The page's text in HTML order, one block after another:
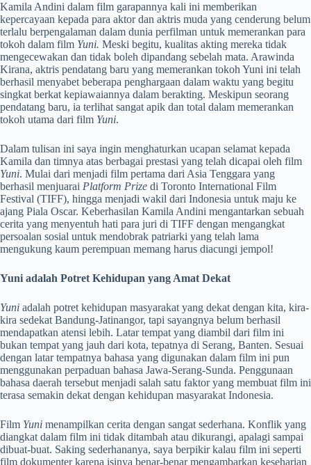
Kamila Andini dalam film garapannya kali ini memberikan
kepercayaan kepada para aktor dan aktris muda yang cenderung belum
terlalu berpengalaman dalam dunia perfilman untuk memerankan para
tokoh dalam film Yuni. Meski begitu, kualitas akting mereka tidak
mengecewakan dan tidak boleh dipandang sebelah mata. Arawinda
Kirana, aktris pendatang baru yang memerankan tokoh Yuni ini telah
berhasil menyabet beberapa penghargaan dalam waktu yang begitu
singkat berkat kepiawaiannya dalam berakting. Meskipun seorang
pendatang baru, ia terlihat sangat apik dan total dalam memerankan
tokoh utama dari film Yuni.
Dalam tulisan ini saya ingin menghaturkan ucapan selamat kepada
Kamila dan timnya atas berbagai prestasi yang telah dicapai oleh film
Yuni. Mulai dari menjadi film pertama dari Asia Tenggara yang
berhasil menjuarai Platform Prize di Toronto International Film
Festival (TIFF), hingga menjadi wakil dari Indonesia untuk maju ke
ajang Piala Oscar. Keberhasilan Kamila Andini mengantarkan sebuah
cerita yang menyentuh hati para juri di TIFF dengan mengangkat
persoalan sosial untuk mendobrak patriarki yang telah lama
mengukung kaum perempuan memang harus diacungi jempol!
Yuni adalah Potret Kehidupan yang Amat Dekat
Yuni adalah potret kehidupan masyarakat yang dekat dengan kita, kira-
kira sedekat Bandung-Jatinangor, tapi sayangnya belum berhasil
mendapatkan atensi lebih. Latar tempat yang diambil dari film ini
bukan tempat yang jauh dari kota, tepatnya di Serang, Banten. Sesuai
dengan latar tempatnya bahasa yang digunakan dalam film ini pun
menggunakan perpaduan bahasa Jawa-Serang-Sunda. Penggunaan
bahasa daerah tersebut menjadi salah satu faktor yang membuat film ini
terasa semakin dekat dengan kehidupan masyarakat Indonesia.
Film Yuni menampilkan cerita dengan sangat sederhana. Konflik yang
diangkat dalam film ini tidak ditambah atau dikurangi, apalagi sampai
dibuat-buat. Saking sederhananya, saya berpikir kalau film ini seperti
film dokumenter karena isinya benar-benar mengambarkan keseharian